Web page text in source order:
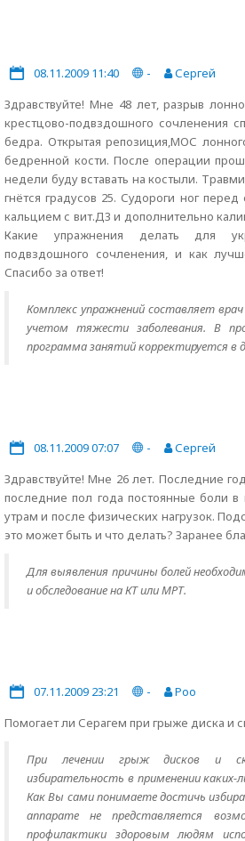
08.11.2009 11:40 -
Сергей
Здравствуйте! Мне 48 лет, разрыв
крестцово-подвздошного сочленения
бедра. Открытая репозиция,МОС
бедренной кости. После операции
недели буду вставать на костыли.
гнётся градусов 25. Судороги ног
кальцием с вит.Д3 и дополнительно
Какие упражнения делать для
подвздошного сочленения, и как
Спасибо за ответ!
Комплекс упражнений составляет
учетом тяжести заболевания. В
программа занятий корректируется в
08.11.2009 07:07 -
Сергей
Здравствуйте! Мне 26 лет. Последние
последние пол года постоянные боли в
утрам и после физических нагрузок.
это может быть и что делать? Заранее
Для выявления причины болей
и обследование на КТ или МРТ.
07.11.2009 23:21 -
Poo
Помогает ли Серагем при грыже диска и
При лечении грыж дисков и
избирательность в применении каких-
Как Вы сами понимаете достичь
аппарате не представляется
профилактики здоровым людям